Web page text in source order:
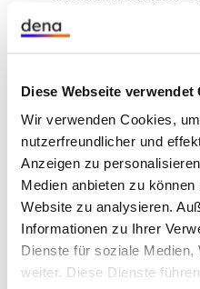
Diese Webseite verwendet
Wir verwenden Cookies,
nutzerfreundlicher und
Anzeigen zu
Medien anbieten zu
Website zu analysieren.
Informationen zu Ihrer
Dienste für soziale Medien,
weiter. Diese Dienste
Ziel: Klimaschutz im
Ebene stärken.
Themen:
Partnerschaft, Global
Laufzeit: seit 2023